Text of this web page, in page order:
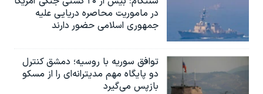
در ماموریت محاصره دریایی علیه
جمهوری اسلامی حضور دارند
توافق سوریه با روسیه؛ دمشق کنترل
دو پایگاه مهم مدیترانه‌ای را از مسکو
بازپس می‌گیرد